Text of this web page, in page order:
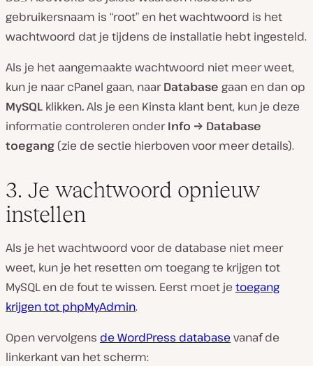
gebruikersnaam is “root” en het wachtwoord is het
wachtwoord dat je tijdens de installatie hebt ingesteld.
Als je het aangemaakte wachtwoord niet meer weet,
kun je naar cPanel gaan, naarDatabase gaan en dan op
MySQL klikken.Als je een Kinsta klant bent, kun je deze
informatie controleren onderInfo → Database
toegang (zie de sectie hierboven voor meer details).
3. Je wachtwoord opnieuw
instellen
Als je het wachtwoord voor de database niet meer
weet, kun je het resetten om toegang te krijgen tot
MySQL en de fout te wissen. Eerst moet je toegang
krijgen tot phpMyAdmin.
Open vervolgens de WordPress database vanaf de
linkerkant van het scherm: